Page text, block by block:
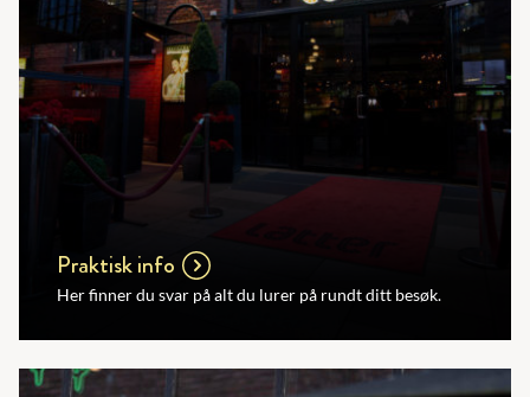
Praktisk info
Her finner du svar på alt du lurer på rundt ditt besøk.